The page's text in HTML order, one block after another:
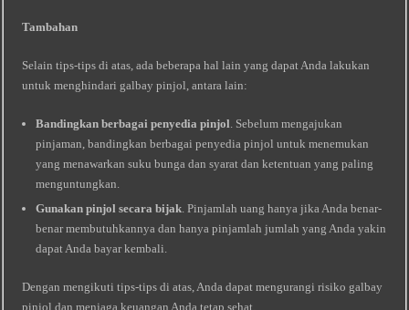
Tambahan
Selain tips-tips di atas, ada beberapa hal lain yang dapat Anda lakukan
untuk menghindari galbay pinjol, antara lain:
Bandingkan berbagai penyedia pinjol. Sebelum mengajukan
pinjaman, bandingkan berbagai penyedia pinjol untuk menemukan
yang menawarkan suku bunga dan syarat dan ketentuan yang paling
menguntungkan.
Gunakan pinjol secara bijak. Pinjamlah uang hanya jika Anda benar-
benar membutuhkannya dan hanya pinjamlah jumlah yang Anda yakin
dapat Anda bayar kembali.
Dengan mengikuti tips-tips di atas, Anda dapat mengurangi risiko galbay
pinjol dan menjaga keuangan Anda tetap sehat.